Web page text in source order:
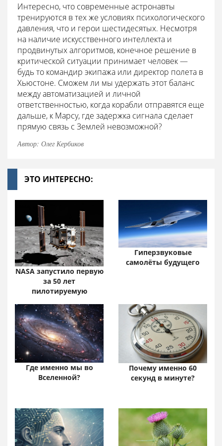
Интересно, что современные астронавты
тренируются в тех же условиях психологического
давления, что и герои шестидесятых. Несмотря
на наличие искусственного интеллекта и
продвинутых алгоритмов, конечное решение в
критической ситуации принимает человек —
будь то командир экипажа или директор полета в
Хьюстоне. Сможем ли мы удержать этот баланс
между автоматизацией и личной
ответственностью, когда корабли отправятся еще
дальше, к Марсу, где задержка сигнала сделает
прямую связь с Землей невозможной?
Автор: Олег Кербиков
ЭТО ИНТЕРЕСНО:
NASA запустило первую
за 50 лет
пилотируемую
Гиперзвуковые
самолёты будущего
Где именно мы во
Вселенной?
Почему именно 60
секунд в минуте?